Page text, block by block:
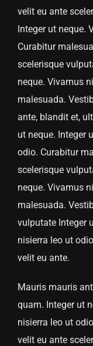
velit eu ante
Integer ut neque.
Curabitur
scelerisque
neque. Vivamus
malesuada.
ante, blandit et,
ut neque. Integer
odio. Curabitur
scelerisque
neque. Vivamus
malesuada.
vulputate Integer
nisierra leo ut
velit eu ante.
Mauris mauris
quam. Integer ut
nisierra leo ut
velit eu ante